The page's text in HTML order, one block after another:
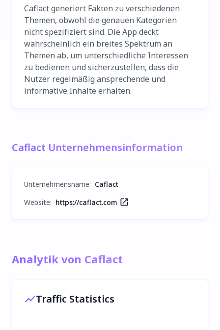
Caflact generiert Fakten zu verschiedenen
Themen, obwohl die genauen Kategorien
nicht spezifiziert sind. Die App deckt
wahrscheinlich ein breites Spektrum an
Themen ab, um unterschiedliche Interessen
zu bedienen und sicherzustellen, dass die
Nutzer regelmäßig ansprechende und
informative Inhalte erhalten.
Caflact Unternehmensinformation
Unternehmensname: Caflact
Website: https://caflact.com
Analytik von Caflact
Traffic Statistics